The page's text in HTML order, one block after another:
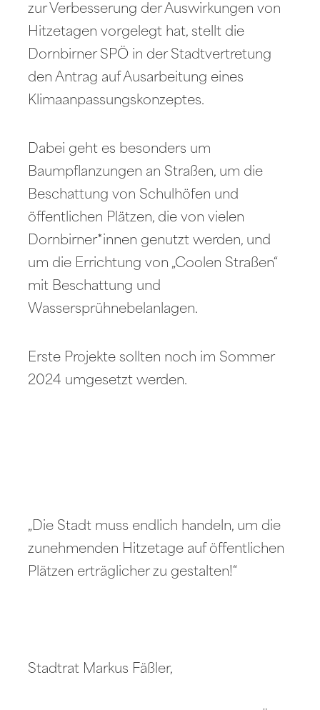
zur Verbesserung der Auswirkungen von
Hitzetagen vorgelegt hat, stellt die
Dornbirner SPÖ in der Stadtvertretung
den Antrag auf Ausarbeitung eines
Klimaanpassungskonzeptes.
Dabei geht es besonders um
Baumpflanzungen an Straßen, um die
Beschattung von Schulhöfen und
öffentlichen Plätzen, die von vielen
Dornbirner*innen genutzt werden, und
um die Errichtung von „Coolen Straßen“
mit Beschattung und
Wassersprühnebelanlagen.
Erste Projekte sollten noch im Sommer
2024 umgesetzt werden.
„Die Stadt muss endlich handeln, um die
zunehmenden Hitzetage auf öffentlichen
Plätzen erträglicher zu gestalten!“
Stadtrat Markus Fäßler,